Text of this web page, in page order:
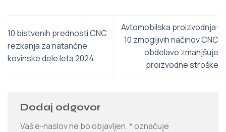
10 bistvenih prednosti CNC
rezkanja za natančne
kovinske dele leta 2024
Avtomobilska proizvodnja:
10 zmogljivih načinov CNC
obdelave zmanjšuje
proizvodne stroške
Dodaj odgovor
Vaš e-naslov ne bo objavljen.*označuje